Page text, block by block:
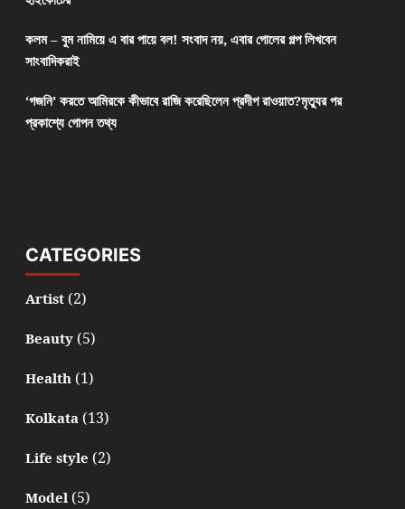
কলম – বুম নামিয়ে এ বার পায়ে বল! সংবাদ নয়, এবার গোলের গল্প লিখবেন
সাংবাদিকরাই
‘গজনি’ করতে আমিরকে কীভাবে রাজি করেছিলেন প্রদীপ রাওয়াত?মৃত্যুর পর
প্রকাশ্যে গোপন তথ্য
CATEGORIES
Artist(2)
Beauty(5)
Health(1)
Kolkata(13)
Life style (2)
Model(5)